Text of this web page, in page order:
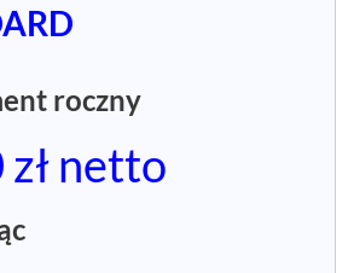
roczny
zł netto